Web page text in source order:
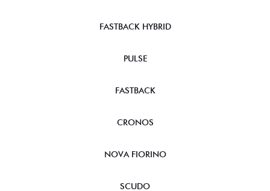
FASTBACK HYBRID
PULSE
FASTBACK
CRONOS
NOVA FIORINO
SCUDO